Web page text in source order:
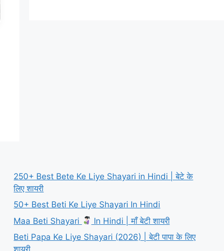
250+ Best Bete Ke Liye Shayari in Hindi | बेटे के
लिए शायरी
50+ Best Beti Ke Liye Shayari In Hindi
Maa Beti Shayari
In Hindi | माँ बेटी शायरी
Beti Papa Ke Liye Shayari (2026) | बेटी पापा के लिए
शायरी